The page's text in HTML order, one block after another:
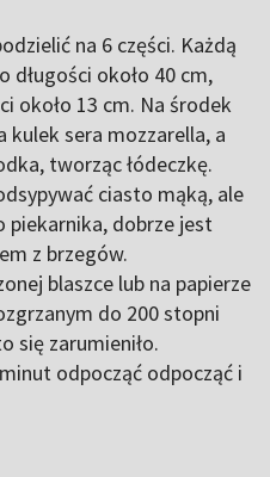
na 6 części. Każdą
długości około 40 cm,
około 13 cm. Na środek
kulek sera mozzarella, a
tworząc łódeczkę.
ciasto mąką, ale
piekarnika, dobrze jest
z brzegów.
blaszce lub na papierze
do 200 stopni
się zarumieniło.
odpocząć odpocząć i